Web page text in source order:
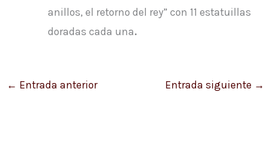
anillos, el retorno del rey” con 11 estatuillas
doradas cada una.
← Entrada anterior Entrada siguiente →